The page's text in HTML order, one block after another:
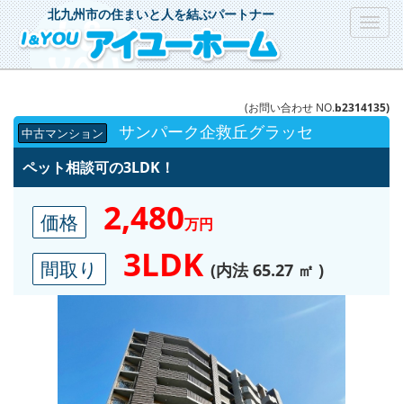
北九州市の住まいと人を結ぶパートナー
(お問い合わせ NO.b2314135)
中古マンション サンパーク企救丘グラッセ
ペット相談可の3LDK！
価格 2,480万円
間取り 3LDK (内法 65.27 ㎡ )